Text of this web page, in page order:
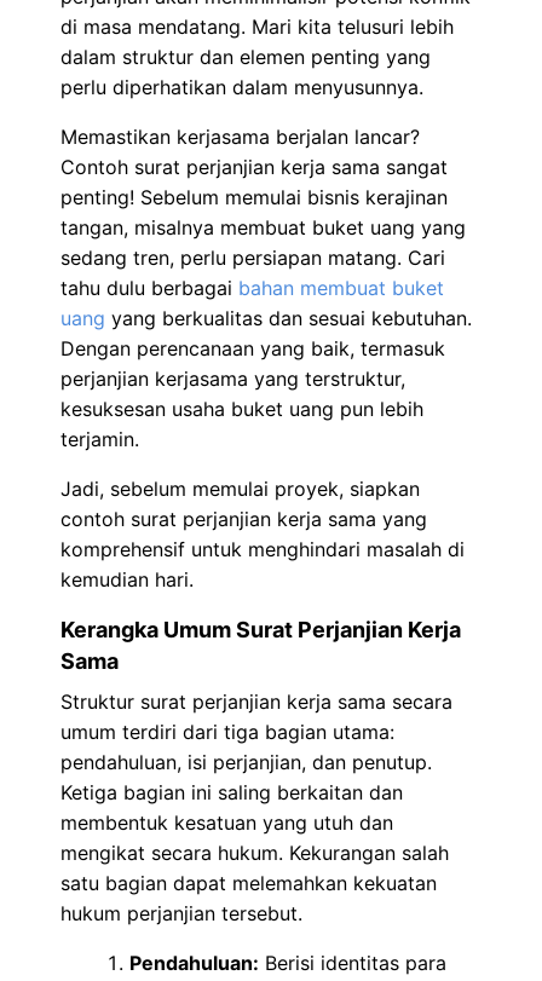
di masa mendatang. Mari kita telusuri lebih
dalam struktur dan elemen penting yang
perlu diperhatikan dalam menyusunnya.
Memastikan kerjasama berjalan lancar?
Contoh surat perjanjian kerja sama sangat
penting! Sebelum memulai bisnis kerajinan
tangan, misalnya membuat buket uang yang
sedang tren, perlu persiapan matang. Cari
tahu dulu berbagai bahan membuat buket
uang yang berkualitas dan sesuai kebutuhan.
Dengan perencanaan yang baik, termasuk
perjanjian kerjasama yang terstruktur,
kesuksesan usaha buket uang pun lebih
terjamin.
Jadi, sebelum memulai proyek, siapkan
contoh surat perjanjian kerja sama yang
komprehensif untuk menghindari masalah di
kemudian hari.
Kerangka Umum Surat Perjanjian Kerja
Sama
Struktur surat perjanjian kerja sama secara
umum terdiri dari tiga bagian utama:
pendahuluan, isi perjanjian, dan penutup.
Ketiga bagian ini saling berkaitan dan
membentuk kesatuan yang utuh dan
mengikat secara hukum. Kekurangan salah
satu bagian dapat melemahkan kekuatan
hukum perjanjian tersebut.
Pendahuluan: Berisi identitas para